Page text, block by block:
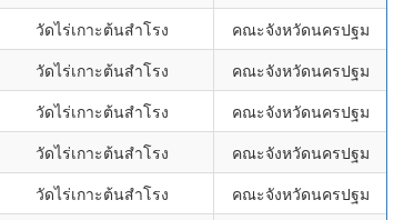
วัดไร่เกาะต้นสำโรง
คณะจังหวัดนครปฐม
วัดไร่เกาะต้นสำโรง
คณะจังหวัดนครปฐม
วัดไร่เกาะต้นสำโรง
คณะจังหวัดนครปฐม
วัดไร่เกาะต้นสำโรง
คณะจังหวัดนครปฐม
วัดไร่เกาะต้นสำโรง คณะจังหวัดนครปฐม